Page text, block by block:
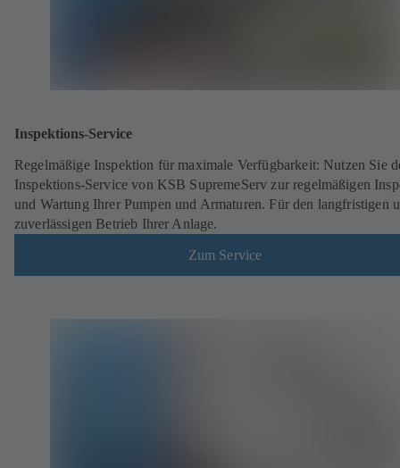
Inspektions-Service
Regelmäßige Inspektion für maximale Verfügbarkeit: Nutzen Sie
Inspektions-Service von KSB SupremeServ zur regelmäßigen
und Wartung Ihrer Pumpen und Armaturen. Für den langfristigen
zuverlässigen Betrieb Ihrer Anlage.
Zum Service